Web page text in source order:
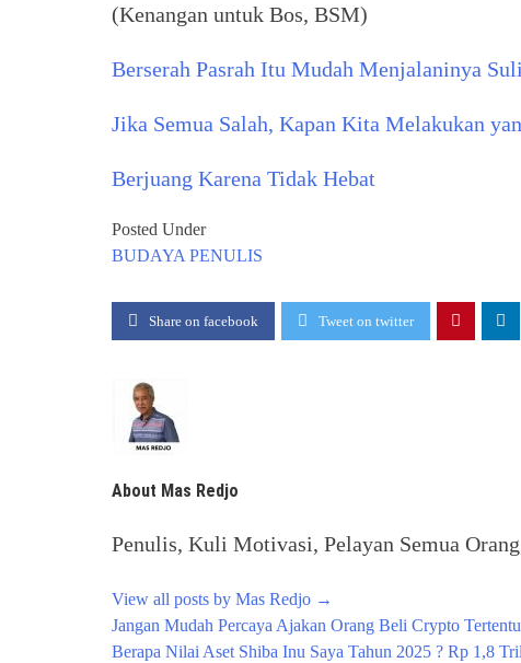
(Kenangan untuk Bos, BSM)
Berserah Pasrah Itu Mudah Menjalaninya
Jika Semua Salah, Kapan Kita Melakukan
Berjuang Karena Tidak Hebat
Posted Under
BUDAYA PENULIS
Share on facebook Tweet on twitter
About Mas Redjo
Penulis, Kuli Motivasi, Pelayan Semua
View all posts by Mas Redjo →
Post
navigation
Jangan Mudah Percaya Ajakan Orang Beli Crypto Tertentu
Berapa Nilai Aset Shiba Inu Saya Tahun 2025 ? Rp 1,8